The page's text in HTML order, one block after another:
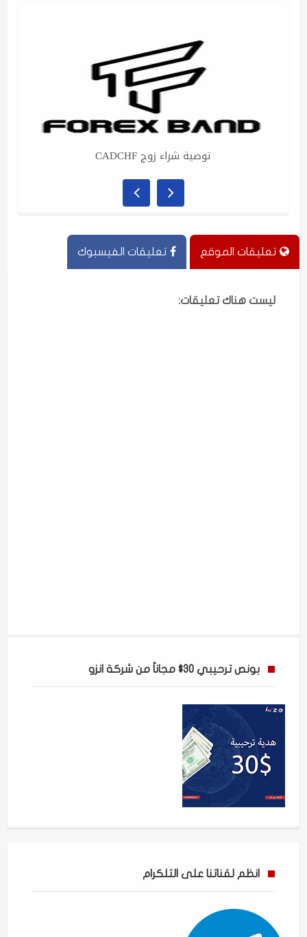
توصية شراء زوج CADCHF
تعليقات الموقع تعليقات الفيسبوك
ليست هناك تعليقات:
بونص ترحيبي 30$ مجاناً من شركة انزو
انظم لقناتنا على التلكرام